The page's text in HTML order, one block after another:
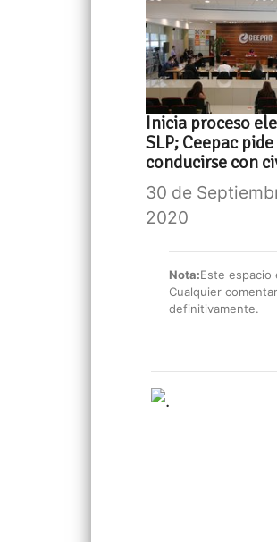
Inicia proceso
SLP; Ceepac pide
conducirse con
30 de
2020
Nota:Este espacio
Cualquier
definitivamente.